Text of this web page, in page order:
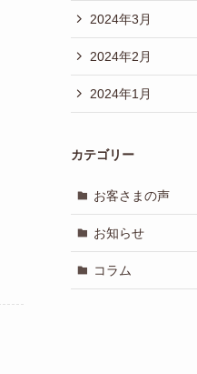
2024年3月
2024年2月
2024年1月
カテゴリー
お客さまの声
お知らせ
コラム